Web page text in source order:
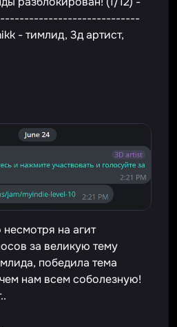
- тимлид, 3д артист,
несмотря на агит
за великую тему
победила тема
нам всем соболезную!